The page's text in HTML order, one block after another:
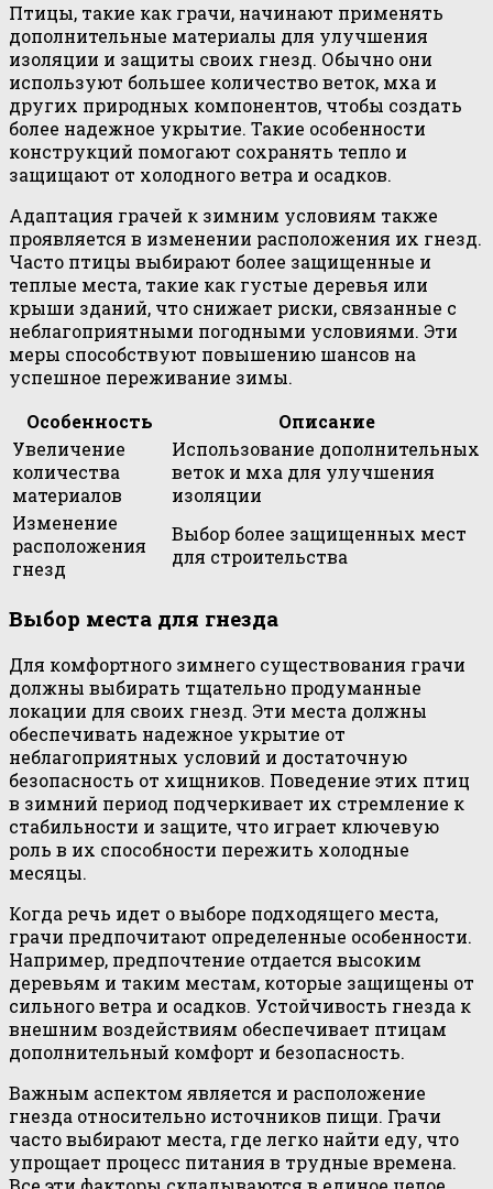
Птицы, такие как грачи, начинают применять
дополнительные материалы для улучшения
изоляции и защиты своих гнезд. Обычно они
используют большее количество веток, мха и
других природных компонентов, чтобы создать
более надежное укрытие. Такие особенности
конструкций помогают сохранять тепло и
защищают от холодного ветра и осадков.
Адаптация грачей к зимним условиям также
проявляется в изменении расположения их гнезд.
Часто птицы выбирают более защищенные и
теплые места, такие как густые деревья или
крыши зданий, что снижает риски, связанные с
неблагоприятными погодными условиями. Эти
меры способствуют повышению шансов на
успешное переживание зимы.
Особенность
Описание
Увеличение
количества
материалов
Использование дополнительных
веток и мха для улучшения
изоляции
Изменение
расположения
гнезд
Выбор более защищенных мест
для строительства
Выбор места для гнезда
Для комфортного зимнего существования грачи
должны выбирать тщательно продуманные
локации для своих гнезд. Эти места должны
обеспечивать надежное укрытие от
неблагоприятных условий и достаточную
безопасность от хищников. Поведение этих птиц
в зимний период подчеркивает их стремление к
стабильности и защите, что играет ключевую
роль в их способности пережить холодные
месяцы.
Когда речь идет о выборе подходящего места,
грачи предпочитают определенные особенности.
Например, предпочтение отдается высоким
деревьям и таким местам, которые защищены от
сильного ветра и осадков. Устойчивость гнезда к
внешним воздействиям обеспечивает птицам
дополнительный комфорт и безопасность.
Важным аспектом является и расположение
гнезда относительно источников пищи. Грачи
часто выбирают места, где легко найти еду, что
упрощает процесс питания в трудные времена.